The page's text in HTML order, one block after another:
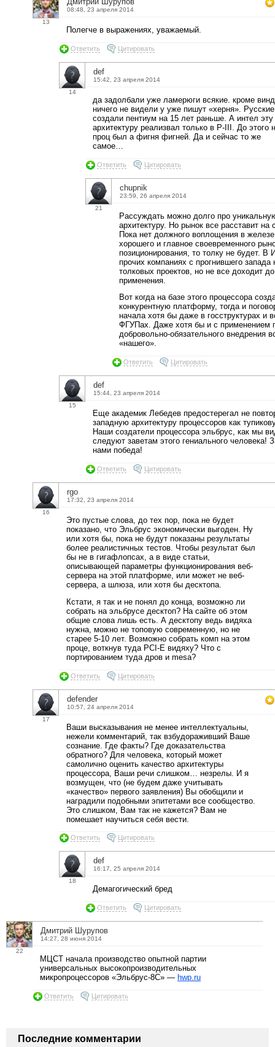
13
08:48, 23 апреля 2014
Полегче в выражениях, уважаемый.
Ответить Цитировать
14
def
15:42, 23 апреля 2014
да задолбали уже ламерюги всякие. кроме
ничего не видели у уже пишут «херня». Русские
создали пентиум на 15 лет раньше. А интел эту
архитектуру реализвал только в P-III. До этого
проц был а фигня фигней. Да и сейчас то же
самое…
Ответить Цитировать
21
chupnik
23:59, 26 апреля 2014
Рассуждать можно долго про
архитектуру. Но рынок все расставит на
Пока нет должного воплощения в
хорошего и главное своевременного
позиционирования, то толку не будет. В
прочих компаниях с прогнившего
толковых проектов, но не все доходит
применения.
Вот когда на базе этого процессора
конкурентную платформу, тогда и
начала хотя бы даже в госструктурах и
ФГУПах. Даже хотя бы и с применением
добровольно-обязательного внедрения
«нашего».
Ответить Цитировать
15
def
15:44, 23 апреля 2014
Еще академик Лебедев предостерегал не
западную архитектуру процессоров как
Наши создатели процессора эльбрус, как мы
следуют заветам этого гениального человека!
нами победа!
Ответить Цитировать
16
rgo
17:32, 23 апреля 2014
Это пустые слова, до тех пор, пока не будет
показано, что Эльбрус экономически выгоден. Ну
или хотя бы, пока не будут показаны результаты
более реалистичных тестов. Чтобы результат был
бы не в гигафлопсах, а в виде статьи,
описывающей параметры функционирования веб-
сервера на этой платформе, или может не веб-
сервера, а шлюза, или хотя бы десктопа.
Кстати, я так и не понял до конца, возможно ли
собрать на эльбрусе десктоп? На сайте об этом
общие слова лишь есть. А десктопу ведь видяха
нужна, можно не топовую современную, но не
старее 5-10 лет. Возможно собрать комп на этом
проце, воткнув туда PCI-E видяху? Что с
портированием туда дров и mesa?
Ответить Цитировать
17
defender
10:57, 24 апреля 2014
Ваши высказывания не менее интеллектуальны,
нежели комментарий, так взбудораживший Ваше
сознание. Где факты? Где доказательства
обратного? Для человека, который может
самолично оценить качество архитектуры
процессора, Ваши речи слишком… незрелы. И я
возмущен, что (не будем даже учитывать
«качество» первого заявления) Вы обобщили и
наградили подобными эпитетами все сообщество.
Это слишком, Вам так не кажется? Вам не
помешает научиться себя вести.
Ответить Цитировать
18
def
16:17, 25 апреля 2014
Демагогический бред
Ответить Цитировать
22
Дмитрий Шурупов
14:27, 28 июня 2014
МЦСТ начала производство опытной партии
универсальных высокопроизводительных
микропроцессоров «Эльбрус-8С» — hwp.ru
Ответить Цитировать
Последние комментарии